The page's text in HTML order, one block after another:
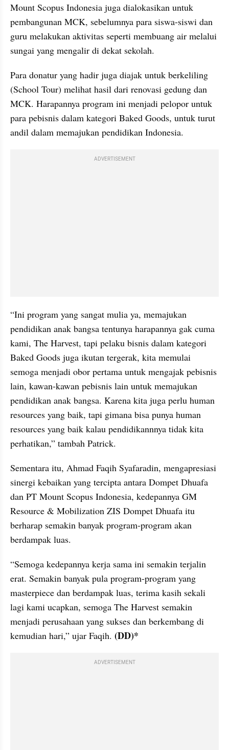
Mount Scopus Indonesia juga dialokasikan untuk
pembangunan MCK, sebelumnya para siswa-siswi dan
guru melakukan aktivitas seperti membuang air melalui
sungai yang mengalir di dekat sekolah.
Para donatur yang hadir juga diajak untuk berkeliling
(School Tour) melihat hasil dari renovasi gedung dan
MCK. Harapannya program ini menjadi pelopor untuk
para pebisnis dalam kategori Baked Goods, untuk turut
andil dalam memajukan pendidikan Indonesia.
ADVERTISEMENT
“Ini program yang sangat mulia ya, memajukan
pendidikan anak bangsa tentunya harapannya gak cuma
kami, The Harvest, tapi pelaku bisnis dalam kategori
Baked Goods juga ikutan tergerak, kita memulai
semoga menjadi obor pertama untuk mengajak pebisnis
lain, kawan-kawan pebisnis lain untuk memajukan
pendidikan anak bangsa. Karena kita juga perlu human
resources yang baik, tapi gimana bisa punya human
resources yang baik kalau pendidikannnya tidak kita
perhatikan,” tambah Patrick.
Sementara itu, Ahmad Faqih Syafaradin, mengapresiasi
sinergi kebaikan yang tercipta antara Dompet Dhuafa
dan PT Mount Scopus Indonesia, kedepannya GM
Resource & Mobilization ZIS Dompet Dhuafa itu
berharap semakin banyak program-program akan
berdampak luas.
“Semoga kedepannya kerja sama ini semakin terjalin
erat. Semakin banyak pula program-program yang
masterpiece dan berdampak luas, terima kasih sekali
lagi kami ucapkan, semoga The Harvest semakin
menjadi perusahaan yang sukses dan berkembang di
kemudian hari,” ujar Faqih. (DD)*
ADVERTISEMENT